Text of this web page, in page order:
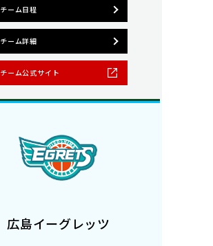
チーム日程
チーム詳細
チーム公式サイト
広島イーグレッツ